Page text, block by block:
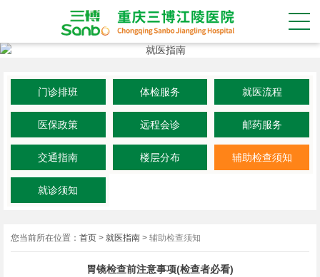
门诊排班 体检服务 就医流程
医保政策 远程会诊 邮药服务
交通指南 楼层分布 辅助检查须知
就诊须知
您当前所在位置： 首页 > 就医指南 > 辅助检查须知
胃镜检查前注意事项(检查者必看)